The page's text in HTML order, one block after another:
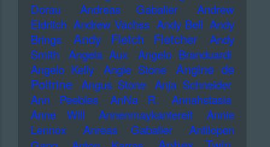
Dorau
Andreas Gabalier
Andrew
Eldritch Andrew Vachss Andy Bell Andy
Brings
Andy Fletch Fletcher
Andy
Smith
Angela Aux
Angelo Branduardi
Angelo Kelly
Angie Stone
Angine de
Poitrine Angus Stone Anja Schneider
Ann Peebles
AnNa R.
Annahstasia
Anne Will
Annenmaykantereit
Annie
Lennox
Anreas Gabalier
Antilopen